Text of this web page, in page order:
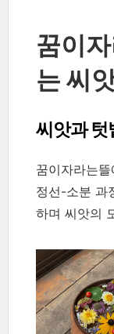
꿈이
는 씨
씨앗과 텃
꿈이자라는
정선-소분 과
하며 씨앗의